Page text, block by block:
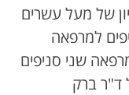
של מעל עשרים
למרפאה
שני סניפים
ד"ר ברק